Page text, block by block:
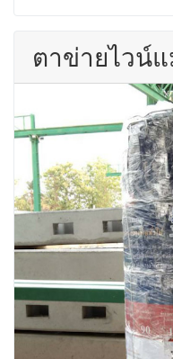
ตาข่ายไวน์